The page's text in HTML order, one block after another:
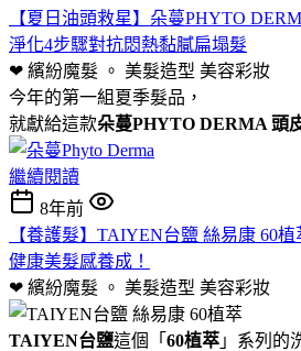
【夏日油頭救星】朵蔓PHYTO
淨化4步驟對抗悶熱黏膩扁塌髮
❤ 繽紛魔髮 。 美髮造型 美容彩妝
今年的第一組夏季髮品，
就獻給這款朵蔓PHYTO DERMA 頭
繼續閱讀
8年前
【養護髮】TAIYEN台鹽 絲易康 60
健康美髮感養成！
❤ 繽紛魔髮 。 美髮造型 美容彩妝
TAIYEN台鹽這個「 60植萃 」系列的